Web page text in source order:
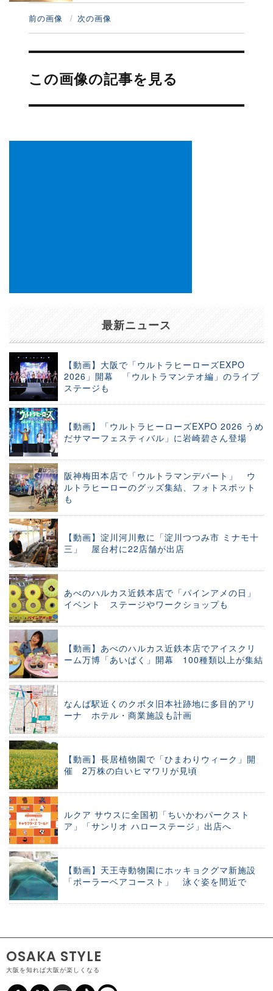
前の画像 次の画像
投
ナ
ビ
ー
この画像の記事を見る
最新ニュース
【動画】大阪で「ウルトラヒーローズEXPO
2026」開幕 「ウルトラマンテオ編」のライブ
ステージも
【動画】「ウルトラヒーローズEXPO 2026 うめ
だサマーフェスティバル」に岩崎碧さん登場
阪神梅田本店で「ウルトラマンデパート」 ウ
ルトラヒーローのグッズ集結、フォトスポット
も
【動画】淀川河川敷に「淀川つつみ市 ミナモ十
三」 屋台村に22店舗が出店
あべのハルカス近鉄本店で「パインアメの日」
イベント ステージやワークショップも
【動画】あべのハルカス近鉄本店でアイスクリ
ーム万博「あいぱく」開幕 100種類以上が集結
なんば駅近くのクボタ旧本社跡地に多目的アリ
ーナ ホテル・商業施設も計画
【動画】長居植物園で「ひまわりウィーク」開
催 2万株の白いヒマワリが見頃
ルクア サウスに全国初「ちいかわパークスト
ア」「サンリオ ハローステージ」出店へ
【動画】天王寺動物園にホッキョクグマ新施設
「ポーラーベアコースト」 泳ぐ姿を間近で
OSAKA STYLE
大阪を知れば大阪が楽しくなる